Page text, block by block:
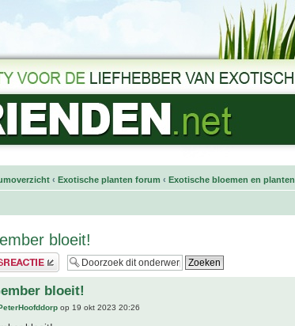
‹ Exotische planten forum ‹ Exotische bloemen en planten
bloeit!
reactie
bloeit!
op 19 okt 2023 20:26